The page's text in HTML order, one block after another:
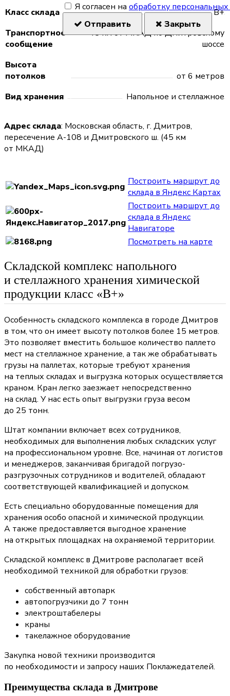
Я согласен на обработку
Отправить
Закрыть
Класс склада
В+
Транспортное
сообщение
45 км от МКАД по Дмитровскому
шоссе
Высота
потолков
от 6 метров
Вид хранения
Напольное и стеллажное
Адрес склада: Московская область, г. Дмитров,
пересечение А-108 и Дмитровского ш. (45 км
от МКАД)
Построить маршрут до
склада в Яндекс Картах
Построить маршрут до
склада в Яндекс
Навигаторе
Посмотреть на карте
Складской комплекс напольного
и стеллажного хранения химической
продукции класс «В+»
Особенность складского комплекса в городе Дмитров
в том, что он имеет высоту потолков более 15 метров.
Это позволяет вместить большое количество паллето
мест на стеллажное хранение, а так же обрабатывать
грузы на паллетах, которые требуют хранения
на теплых складах и выгрузка которых осуществляется
краном. Кран легко заезжает непосредственно
на склад. У нас есть опыт выгрузки груза весом
до 25 тонн.
Штат компании включает всех сотрудников,
необходимых для выполнения любых складских услуг
на профессиональном уровне. Все, начиная от логистов
и менеджеров, заканчивая бригадой погрузо-
разгрузочных сотрудников и водителей, обладают
соответствующей квалификацией и допуском.
Есть специально оборудованные помещения для
хранения особо опасной и химической продукции.
А также предоставляется выгодное хранение
на открытых площадках на охраняемой территории.
Складской комплекс в Дмитрове располагает всей
необходимой техникой для обработки грузов:
собственный автопарк
автопогрузчики до 7 тонн
электроштабелеры
краны
такелажное оборудование
Закупка новой техники производится
по необходимости и запросу наших Поклажедателей.
Преимущества склада в Дмитрове